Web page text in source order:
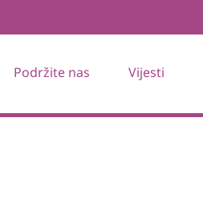
Podržite nas Vijesti